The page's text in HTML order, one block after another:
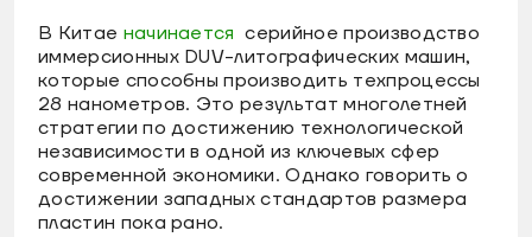
В Китае начинается серийное производство
иммерсионных DUV-литографических машин,
которые способны производить техпроцессы
28 нанометров. Это результат многолетней
стратегии по достижению технологической
независимости в одной из ключевых сфер
современной экономики. Однако говорить о
достижении западных стандартов размера
пластин пока рано.